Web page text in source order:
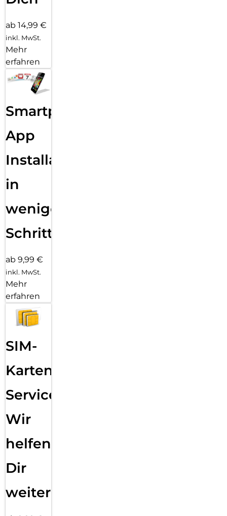
ab 14,99 €
inkl. MwSt.
Mehr
erfahren
Smartphone
App
Installation
in
wenigen
Schritten
ab 9,99 €
inkl. MwSt.
Mehr
erfahren
SIM-
Karten
Service:
Wir
helfen
Dir
weiter